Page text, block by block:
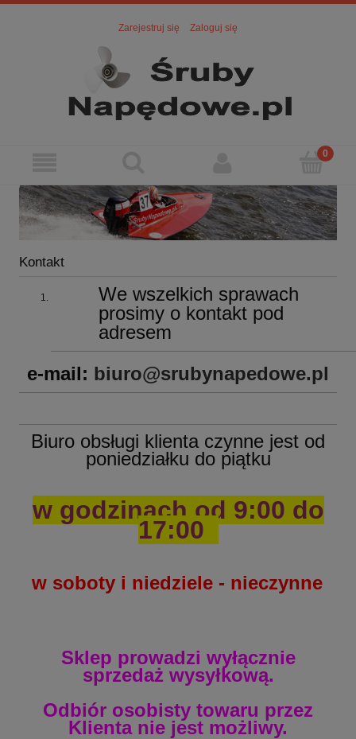
Zarejestruj się Zaloguj się
Kontakt
We wszelkich sprawach
prosimy o kontakt pod
adresem
e-mail: biuro@srubynapedowe.pl
Biuro obsługi klienta czynne jest od
poniedziałku do piątku
w godzinach od 9:00 do
17:00
w soboty i niedziele - nieczynne
Sklep prowadzi wyłącznie
sprzedaż wysyłkową.
Odbiór osobisty towaru przez
Klienta nie jest możliwy.